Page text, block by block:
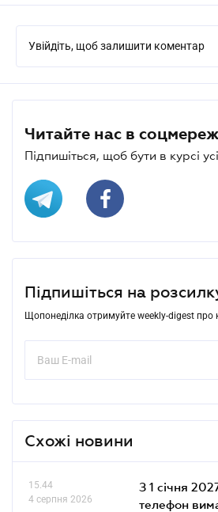
Увійдіть, щоб залишити коментар
Читайте нас в
Підпишіться, щоб бути в курсі
Підпишіться на
Щопонеділка отримуйте weekly-digest про
Схожі новини
15.44
4 серпня 2026
З 1 січня
телефон